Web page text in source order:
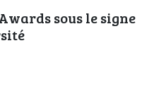
sous le signe